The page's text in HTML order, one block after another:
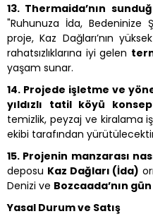
13. Thermaida’nın
"Ruhunuza İda,
proje, Kaz Dağları’nın
rahatsızlıklarına iyi gelen
yaşam sunar.
14. Projede işletme ve
yıldızlı tatil köyü
temizlik, peyzaj ve kiralama
ekibi tarafından
15. Projenin manzarası
deposu Kaz Dağları (İda)
Denizi ve Bozcaada’nın gün
Yasal Durum ve Satış